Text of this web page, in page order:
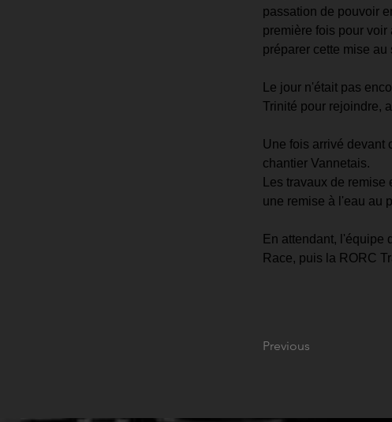
passation de pouvoir
première fois pour
préparer cette mise au
Le jour n'était pas
Trinité pour rejoindre,
Une fois arrivé devant
chantier Vannetais.
Les travaux de
une remise à l'eau au
En attendant, l'équipe
Race, puis la RORC
Previous